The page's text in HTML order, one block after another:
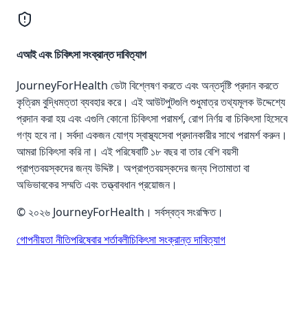
এআই এবং চিকিৎসা সংক্রান্ত দাবিত্যাগ
JourneyForHealth ডেটা বিশ্লেষণ করতে এবং অন্তর্দৃষ্টি প্রদান করতে
কৃত্রিম বুদ্ধিমত্তা ব্যবহার করে। এই আউটপুটগুলি শুধুমাত্র তথ্যমূলক উদ্দেশ্যে
প্রদান করা হয় এবং এগুলি কোনো চিকিৎসা পরামর্শ, রোগ নির্ণয় বা চিকিৎসা হিসেবে
গণ্য হবে না। সর্বদা একজন যোগ্য স্বাস্থ্যসেবা প্রদানকারীর সাথে পরামর্শ করুন।
আমরা চিকিৎসা করি না। এই পরিষেবাটি ১৮ বছর বা তার বেশি বয়সী
প্রাপ্তবয়স্কদের জন্য উদ্দিষ্ট। অপ্রাপ্তবয়স্কদের জন্য পিতামাতা বা
অভিভাবকের সম্মতি এবং তত্ত্বাবধান প্রয়োজন।
© ২০২৬ JourneyForHealth। সর্বস্বত্ব সংরক্ষিত।
গোপনীয়তা নীতিপরিষেবার শর্তাবলীচিকিৎসা সংক্রান্ত দাবিত্যাগ